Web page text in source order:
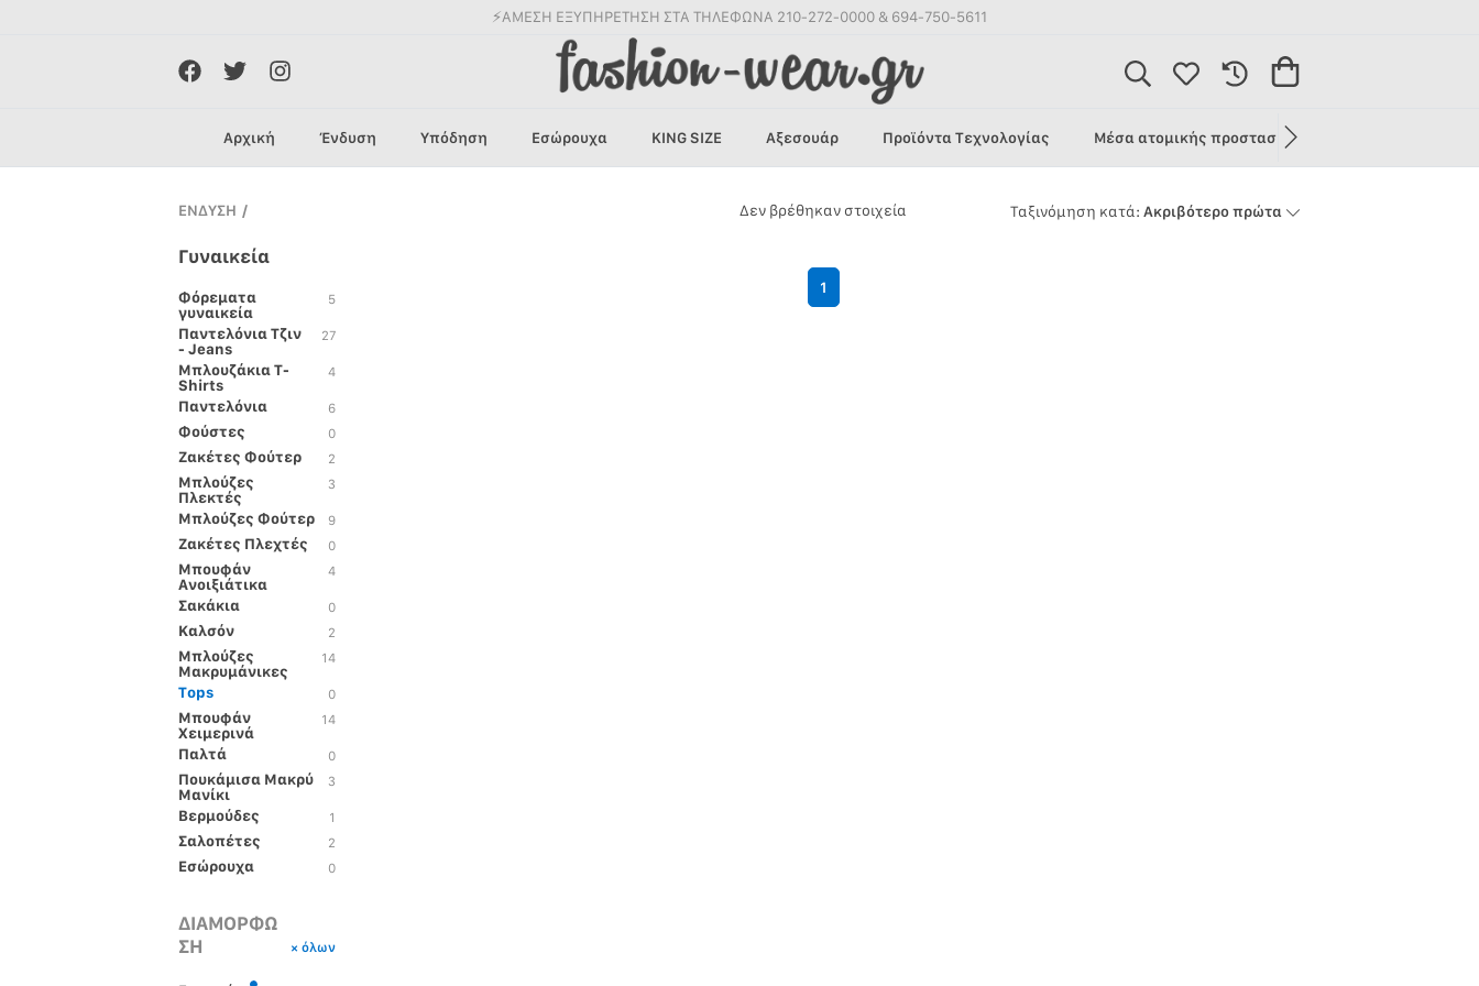
⚡ΑΜΕΣΗ ΕΞΥΠΗΡΕΤΗΣΗ ΣΤΑ ΤΗΛΕΦΩΝΑ 210-272-0000 & 694-750-5611
Αρχική Ένδυση Υπόδηση Εσώρουχα KING SIZE Αξεσουάρ Προϊόντα Τεχνολογίας Μέσα ατομικής προστασίας
ΕΝΔΥΣΗ /
Γυναικεία
Φόρεματα
γυναικεία
5
Παντελόνια Τζιν
- Jeans
27
Μπλουζάκια T-
Shirts
4
Παντελόνια 6
Φούστες 0
Ζακέτες Φούτερ 2
Μπλούζες
Πλεκτές
3
Μπλούζες Φούτερ 9
Ζακέτες Πλεχτές 0
Μπουφάν
Ανοιξιάτικα
4
Σακάκια 0
Καλσόν 2
Μπλούζες
Μακρυμάνικες
14
Tops 0
Μπουφάν
Χειμερινά
14
Παλτά 0
Πουκάμισα Μακρύ
Μανίκι
3
Βερμούδες 1
Σαλοπέτες 2
Εσώρουχα 0
ΔΙΑΜΟΡΦΩ
ΣΗ
× όλων
Δεν βρέθηκαν στοιχεία Ταξινόμηση κατά: Ακριβότερο πρώτα
1